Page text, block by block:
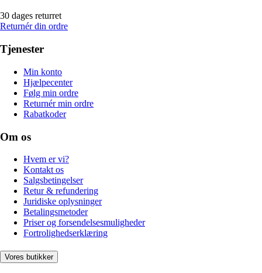
30 dages returret
Returnér din ordre
Tjenester
Min konto
Hjælpecenter
Følg min ordre
Returnér min ordre
Rabatkoder
Om os
Hvem er vi?
Kontakt os
Salgsbetingelser
Retur & refundering
Juridiske oplysninger
Betalingsmetoder
Priser og forsendelsesmuligheder
Fortrolighedserklæring
Vores butikker